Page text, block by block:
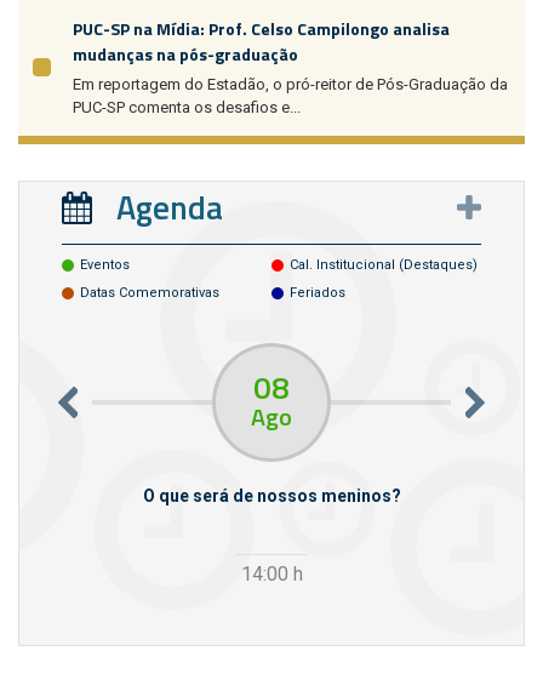
PUC-SP na Mídia: Prof. Celso Campilongo analisa
mudanças na pós-graduação
Em reportagem do Estadão, o pró-reitor de Pós-Graduação da
PUC-SP comenta os desafios e...
Agenda
Eventos
Cal. Institucional (destaques)
Datas Comemorativas
Feriados
08
Ago
O que será de nossos meninos?
14:00 h